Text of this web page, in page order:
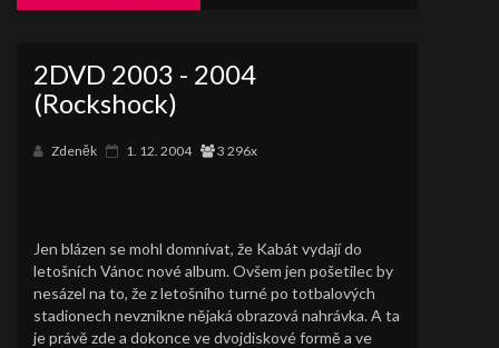
2DVD 2003 - 2004
(Rockshock)
Zdeněk 1. 12. 2004 3 296x
Jen blázen se mohl domnívat, že Kabát vydají do
letošních Vánoc nové album. Ovšem jen pošetilec by
nesázel na to, že z letošního turné po totbalových
stadionech nevznikne nějaká obrazová nahrávka. A ta
je právě zde a dokonce ve dvojdiskové formě a ve